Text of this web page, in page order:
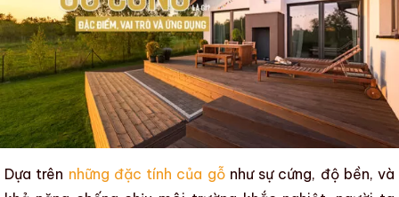
Dựa trên những đặc tính của gỗnhư sự cứng, độ bền, và